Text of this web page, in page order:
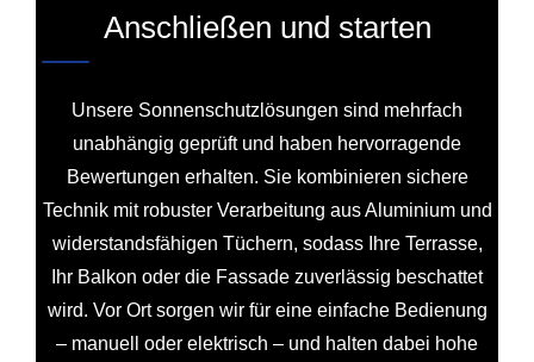
Anschließen und starten
Unsere Sonnenschutzlösungen sind mehrfach
unabhängig geprüft und haben hervorragende
Bewertungen erhalten. Sie kombinieren sichere
Technik mit robuster Verarbeitung aus Aluminium und
widerstandsfähigen Tüchern, sodass Ihre Terrasse,
Ihr Balkon oder die Fassade zuverlässig beschattet
wird. Vor Ort sorgen wir für eine einfache Bedienung
– manuell oder elektrisch – und halten dabei hohe